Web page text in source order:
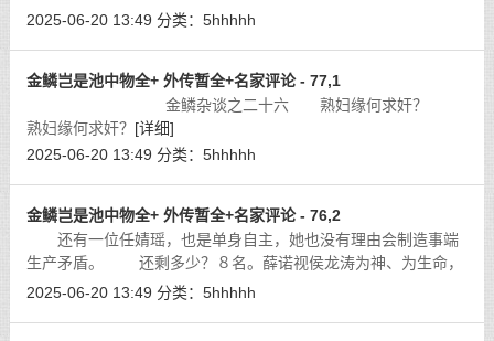
苦；后者的淫乐是人性化的疼爱女人，给女人以正常的地位与欢
2025-06-20 13:49 分类： 5hhhhh
金鳞岂是池中物全+ 外传暂全+名家评论 - 77,1
金鳞杂谈之二十六 熟妇缘何求奸？
熟妇缘何求奸？ [详细]
2025-06-20 13:49 分类： 5hhhhh
金鳞岂是池中物全+ 外传暂全+名家评论 - 76,2
还有一位任婧瑶，也是单身自主，她也没有理由会制造事端
生产矛盾。 还剩多少？８名。薛诺视侯龙涛为神、为生命，
许如云是她的干妈，何莉萍是她的亲妈。司徒清影是何莉萍的干
2025-06-20 13:49 分类： 5hhhhh